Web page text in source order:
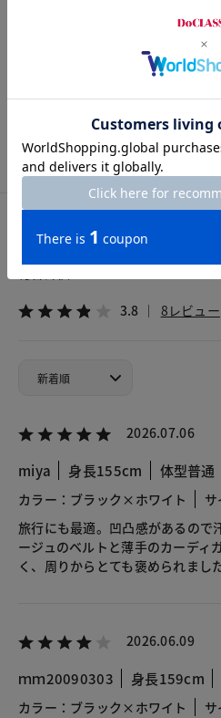
7号 9号
3.8 8レビュー
2026.07.06
miya 身長155cm 体型普通
カラー：ブラック×ホワイト
旅行にも最適。凹凸感があるので
ージュのベルトと薄手のカーディ
く、周りからとても褒められました
2026.06.09
ｍｍ20090303 身長159cm
カラー：ブラック×ホワイト